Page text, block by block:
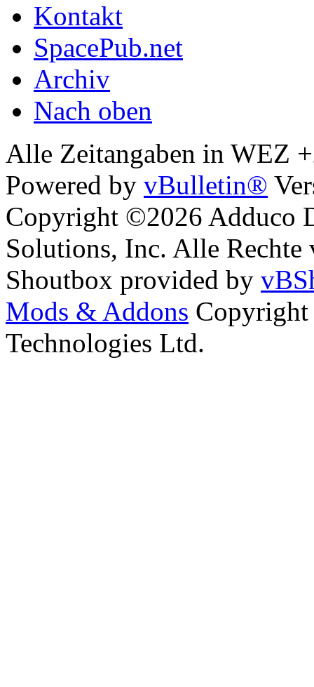
Kontakt
SpacePub.net
Archiv
Nach oben
Alle Zeitangaben in WEZ
Powered by vBulletin®
Copyright ©2026 Adduco
Solutions, Inc. Alle Rechte
Shoutbox provided by
Mods & Addons
Technologies Ltd.